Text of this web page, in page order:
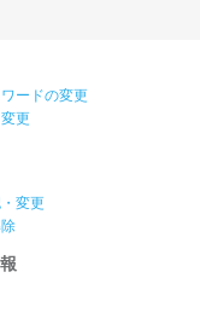
ードの変更
更
変更